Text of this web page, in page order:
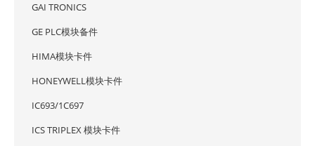
GAI TRONICS
GE PLC模块备件
HIMA模块卡件
HONEYWELL模块卡件
IC693/1C697
ICS TRIPLEX 模块卡件